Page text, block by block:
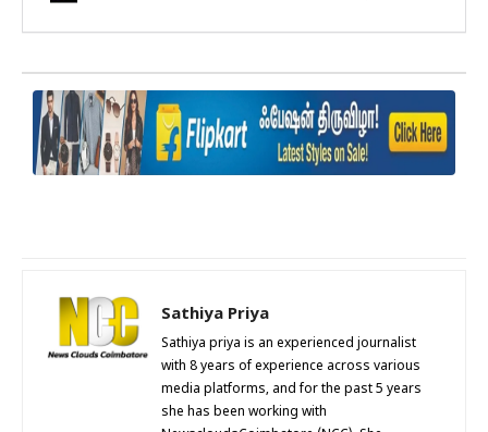
Sathiya Priya
Sathiya priya is an experienced journalist
with 8 years of experience across various
media platforms, and for the past 5 years
she has been working with